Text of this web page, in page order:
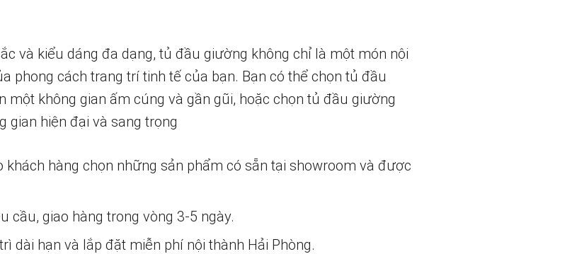
và kiểu dáng đa dạng, tủ đầu giường không chỉ là một món nội
phong cách trang trí tinh tế của bạn. Bạn có thể chọn tủ đầu
một không gian ấm cúng và gần gũi, hoặc chọn tủ đầu giường
gian hiện đại và sang trọng
hàng chọn những sản phẩm có sẵn tại showroom và được
cầu, giao hàng trong vòng 3-5 ngày.
dài hạn và lắp đặt miễn phí nội thành Hải Phòng.